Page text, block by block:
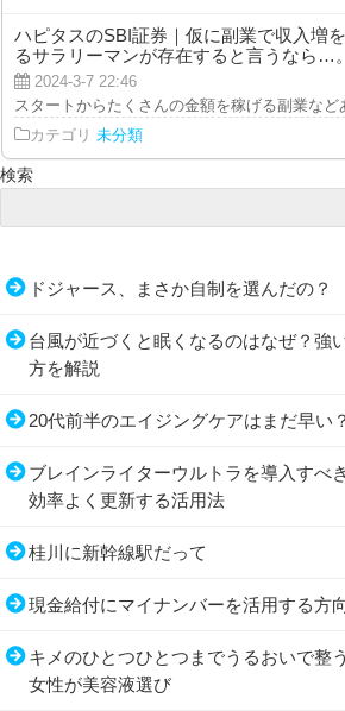
ハピタスのSBI証券｜仮に副業で収入増
るサラリーマンが存在すると言うなら…。
2024-3-7 22:46
スタートからたくさんの金額を稼げる副業な
カテゴリ 未分類
検索
ドジャース、まさか自制を選んだの？
台風が近づくと眠くなるのはなぜ？強
方を解説
20代前半のエイジングケアはまだ早い？
ブレインライターウルトラを導入すべ
効率よく更新する活用法
桂川に新幹線駅だって
現金給付にマイナンバーを活用する方
キメのひとつひとつまでうるおいで整
女性が美容液選び